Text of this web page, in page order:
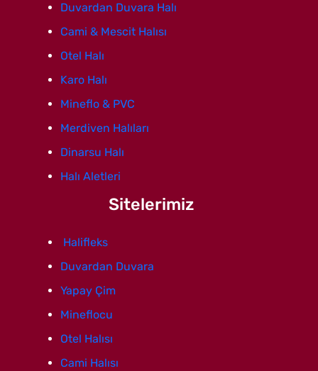
Duvardan Duvara Halı
Cami & Mescit Halısı
Otel Halı
Karo Halı
Mineflo & PVC
Merdiven Halıları
Dinarsu Halı
Halı Aletleri
Sitelerimiz
Halifleks
Duvardan Duvara
Yapay Çim
Mineflocu
Otel Halısı
Cami Halısı